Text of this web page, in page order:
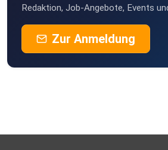
Redaktion, Job-Angebote, Events
Zur Anmeldung